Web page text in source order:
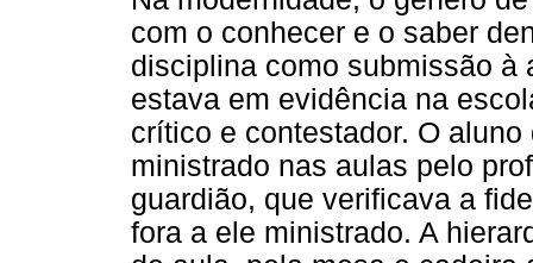
com o conhecer e o saber
disciplina como submissão à
estava em evidência na
crítico e contestador. O
ministrado nas aulas pelo
guardião, que verificava a
fora a ele ministrado. A